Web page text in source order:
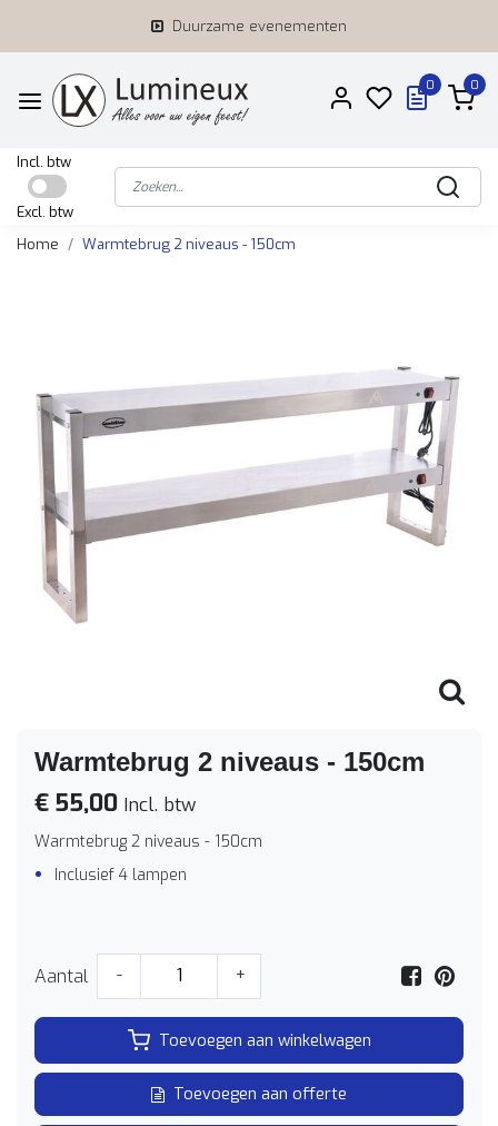
Duurzame evenementen
0 0
Incl. btw
Excl. btw
Home
Warmtebrug 2 niveaus - 150cm
Warmtebrug 2 niveaus - 150cm
€ 55,00 Incl. btw
Warmtebrug 2 niveaus - 150cm
Inclusief 4 lampen
Aantal - +
Toevoegen aan winkelwagen
Toevoegen aan offerte